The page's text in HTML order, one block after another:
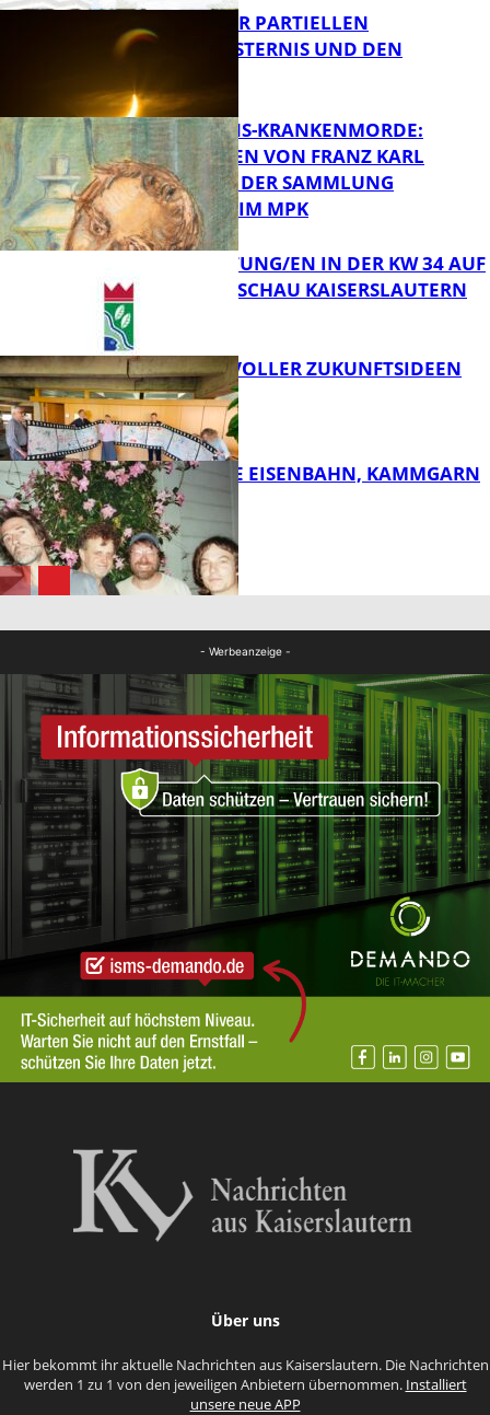
Bildung
VORTRAG ZUR PARTIELLEN
SONNENFINSTERNIS UND DEN
PERSEIDEN
OPFER DER NS-KRANKENMORDE:
ZEICHNUNGEN VON FRANZ KARL
BÜHLER AUS DER SAMMLUNG
PRINZHORN IM MPK
FB Kultur
VERANSTALTUNG/EN IN DER KW 34 AUF
DER GARTENSCHAU KAISERSLAUTERN
FB Kultur
FILMROLLE VOLLER ZUKUNFTSIDEEN
DIE HÖCHSTE EISENBAHN, KAMMGARN
- Werbeanzeige -
Über uns
Hier bekommt ihr aktuelle Nachrichten aus Kaiserslautern. Die Nachrichten
werden 1 zu 1 von den jeweiligen Anbietern übernommen. Installiert
unsere neue APP